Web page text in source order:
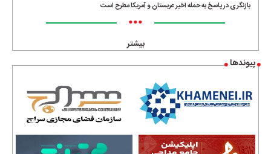
بازنگری در پاسخ به حمله اخیر عربستان و آمریکا مطرح است
•••
بیشتر
پیوندها